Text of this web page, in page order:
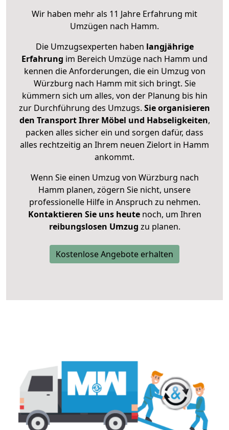
Wir haben mehr als 11 Jahre Erfahrung mit
Umzügen nach Hamm.
Die Umzugsexperten haben langjährige
Erfahrung im Bereich Umzüge nach Hamm und
kennen die Anforderungen, die ein Umzug von
Würzburg nach Hamm mit sich bringt. Sie
kümmern sich um alles, von der Planung bis hin
zur Durchführung des Umzugs. Sie organisieren
den Transport Ihrer Möbel und Habseligkeiten,
packen alles sicher ein und sorgen dafür, dass
alles rechtzeitig an Ihrem neuen Zielort in Hamm
ankommt.
Wenn Sie einen Umzug von Würzburg nach
Hamm planen, zögern Sie nicht, unsere
professionelle Hilfe in Anspruch zu nehmen.
Kontaktieren Sie uns heutenoch, um Ihren
reibungslosen Umzug zu planen.
Kostenlose Angebote erhalten